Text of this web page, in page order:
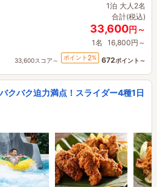
1泊 大人2名
合計(税込)
33,600円～
1名 16,800円～
33,600スコア～ ポイント 2% 672ポイント～
クバク迫力満点！スライダー4種1日